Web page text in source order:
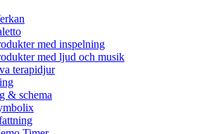
med inspelning
med ljud och musik
terapidjur
& schema